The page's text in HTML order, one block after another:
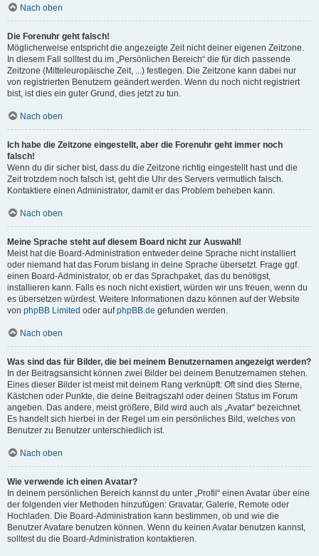
Nach oben
Die Forenuhr geht falsch!
Möglicherweise entspricht die angezeigte Zeit nicht deiner eigenen Zeitzone.
In diesem Fall solltest du im „Persönlichen Bereich“ die für dich passende
Zeitzone (Mitteleuropäische Zeit, ...) festlegen. Die Zeitzone kann dabei nur
von registrierten Benutzern geändert werden. Wenn du noch nicht registriert
bist, ist dies ein guter Grund, dies jetzt zu tun.
Nach oben
Ich habe die Zeitzone eingestellt, aber die Forenuhr geht immer noch
falsch!
Wenn du dir sicher bist, dass du die Zeitzone richtig eingestellt hast und die
Zeit trotzdem noch falsch ist, geht die Uhr des Servers vermutlich falsch.
Kontaktiere einen Administrator, damit er das Problem beheben kann.
Nach oben
Meine Sprache steht auf diesem Board nicht zur Auswahl!
Meist hat die Board-Administration entweder deine Sprache nicht installiert
oder niemand hat das Forum bislang in deine Sprache übersetzt. Frage ggf.
einen Board-Administrator, ob er das Sprachpaket, das du benötigst,
installieren kann. Falls es noch nicht existiert, würden wir uns freuen, wenn du
es übersetzen würdest. Weitere Informationen dazu können auf der Website
von phpBB Limited oder aufphpBB.de gefunden werden.
Nach oben
Was sind das für Bilder, die bei meinem Benutzernamen angezeigt werden?
In der Beitragsansicht können zwei Bilder bei deinem Benutzernamen stehen.
Eines dieser Bilder ist meist mit deinem Rang verknüpft: Oft sind dies Sterne,
Kästchen oder Punkte, die deine Beitragszahl oder deinen Status im Forum
angeben. Das andere, meist größere, Bild wird auch als „Avatar“ bezeichnet.
Es handelt sich hierbei in der Regel um ein persönliches Bild, welches von
Benutzer zu Benutzer unterschiedlich ist.
Nach oben
Wie verwende ich einen Avatar?
In deinem persönlichen Bereich kannst du unter „Profil“ einen Avatar über eine
der folgenden vier Methoden hinzufügen: Gravatar, Galerie, Remote oder
Hochladen. Die Board-Administration kann bestimmen, ob und wie die
Benutzer Avatare benutzen können. Wenn du keinen Avatar benutzen kannst,
solltest du die Board-Administration kontaktieren.